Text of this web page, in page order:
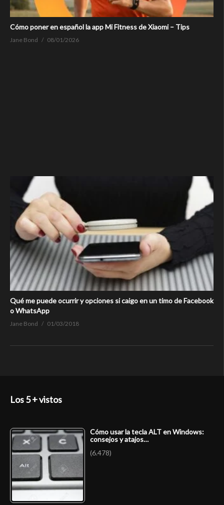
Cómo poner en español la app Mi Fitness de Xiaomi – Tips
Jane Bond 08/01/2026
Qué me puede ocurrir y opciones si caigo en un timo de Facebook
o WhatsApp
Jane Bond 01/03/2018
Los 5 + vistos
Cómo usar la tecla ALT en Windows:
consejos y atajos…
(6.478)